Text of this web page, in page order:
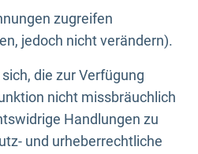
zugreifen
jedoch nicht verändern).
die zur Verfügung
nicht missbräuchlich
Handlungen zu
und urheberrechtliche